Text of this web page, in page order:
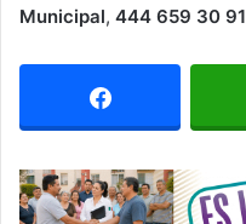
Municipal, 444 659 30 91